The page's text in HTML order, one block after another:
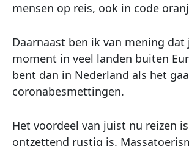
mensen op reis, ook in code
Daarnaast ben ik van mening dat
moment in veel landen buiten
bent dan in Nederland als het
coronabesmettingen.
Het voordeel van juist nu reizen
ontzettend rustig is.